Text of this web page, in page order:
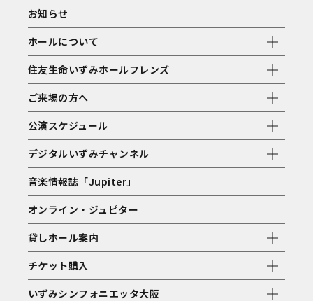
お知らせ
ホールについて
住友生命いずみホールフレンズ
ご来場の方へ
公演スケジュール
デジタルいずみチャンネル
音楽情報誌「Jupiter」
オンライン・ジュピター
貸しホール案内
チケット購入
いずみシンフォニエッタ大阪